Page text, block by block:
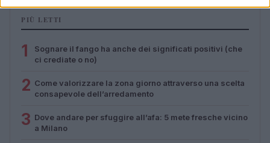
PIÙ LETTI
1
Sognare il fango ha anche dei significati positivi (che
ci crediate o no)
2 Come valorizzare la zona giorno attraverso una scelta
consapevole dell’arredamento
3 Dove andare per sfuggire all’afa: 5 mete fresche vicino
a Milano